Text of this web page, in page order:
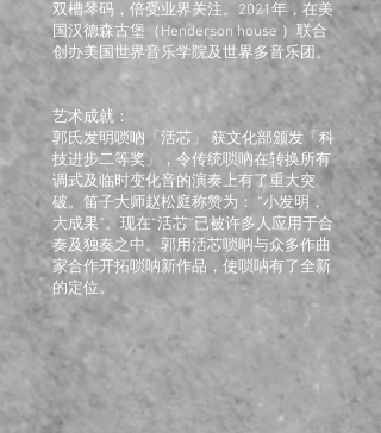
双槽琴码，倍受业界关注。2021年，在美
国汉德森古堡（Henderson house ）联合
创办美国世界音乐学院及世界多音乐团。
艺术成就：
郭氏发明唢吶「活芯」 获文化部颁发「科
技进步二等奖」，令传统唢吶在转换所有
调式及临时变化音的演奏上有了重大突
破。笛子大师赵松庭称赞为： “小发明，
大成果”。现在“活芯”已被许多人应用于合
奏及独奏之中。郭用活芯唢呐与众多作曲
家合作开拓唢呐新作品，使唢呐有了全新
的定位。